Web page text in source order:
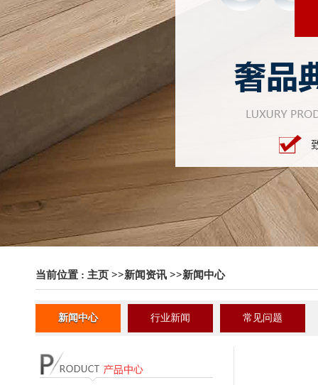
当前位置 : 主页 >>新闻资讯 >>新闻中心
新闻中心 行业新闻 常见问题